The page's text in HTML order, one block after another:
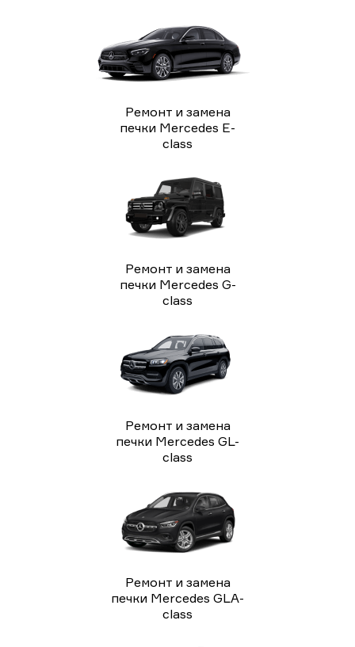
Ремонт и замена
печки Mercedes E-
class
Ремонт и замена
печки Mercedes G-
class
Ремонт и замена
печки Mercedes GL-
class
Ремонт и замена
печки Mercedes GLA-
class